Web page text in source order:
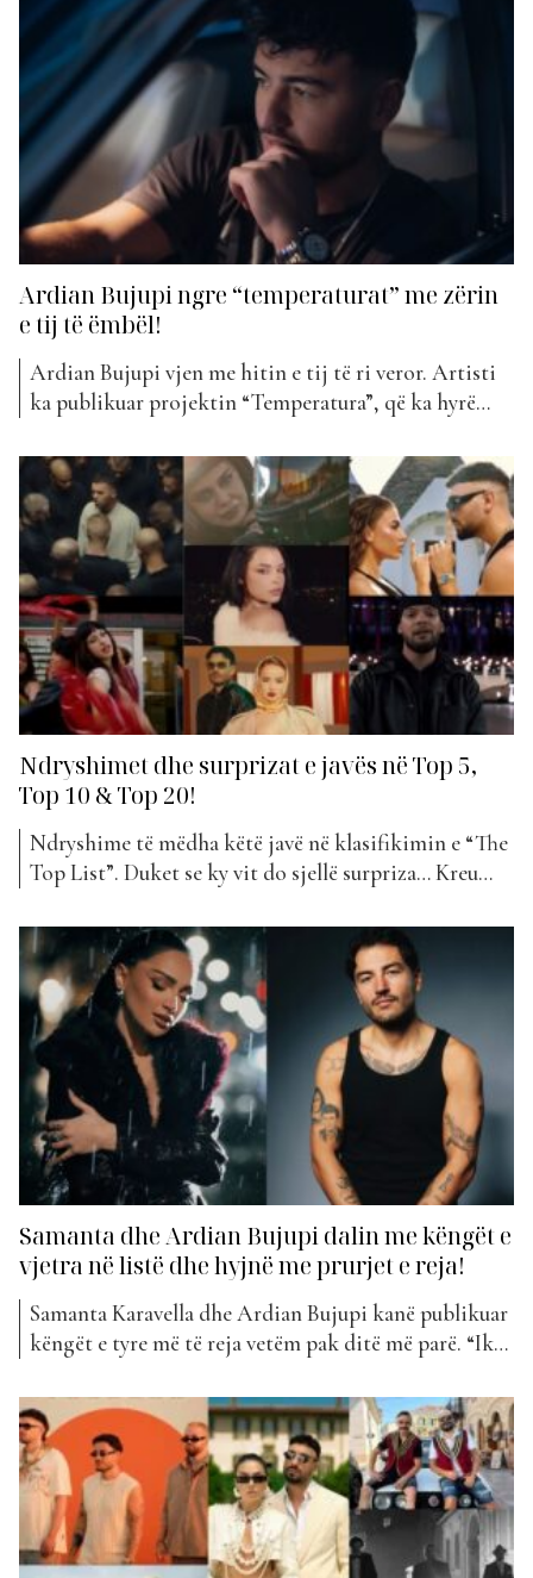
flasim për “Ego” nga Elvana Gjata, “A m’don ti” nga
NRG Band dhe “Për Ty” nga...
Ardian Bujupi ngre “temperaturat” me zërin
e tij të ëmbël!
Ardian Bujupi vjen me hitin e tij të ri veror. Artisti
ka publikuar projektin “Temperatura”, që ka hyrë
Kënga “Temperatura“ nga Ardian Bujupi është një
ndër hitet më ritmike dhe tërheqëse të repertorit të
tij. Ky projekt sjell një atmosferë mjaft verore dhe
festive,...
Ndryshimet dhe surprizat e javës në Top 5,
Top 10 & Top 20!
Ndryshime të mëdha këtë javë në klasifikimin e “The
Top List”. Duket se ky vit do sjellë surpriza… Kreu
projektin e tij të fundit, “Dje”. Kjo këngë është rritur
me një pozicion nga java e kaluar, duke ‘ia rrëmbyer’
fronin...
Samanta dhe Ardian Bujupi dalin me këngët e
vjetra në listë dhe hyjnë me prurjet e reja!
Samanta Karavella dhe Ardian Bujupi kanë publikuar
këngët e tyre më të reja vetëm pak ditë më parë. “Ike
jave në “The Top List”. Kënga “Ike Ti” nga Samanta
është një ritëm i shpejtë dhe energjik, që flet...